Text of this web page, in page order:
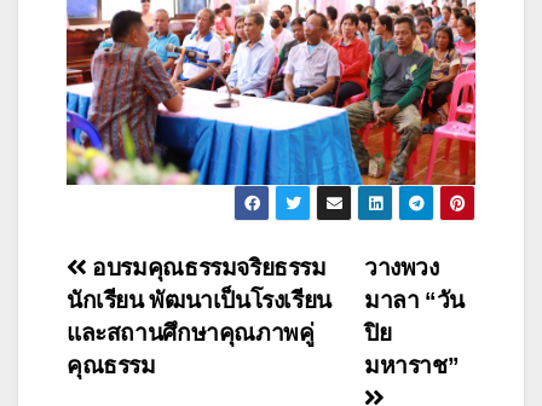
วางพวง
มาลา “วัน
ปิย
มหาราช”
อบรมคุณธรรมจริยธรรม
นักเรียน พัฒนาเป็นโรงเรียน
และสถานศึกษาคุณภาพคู่
คุณธรรม